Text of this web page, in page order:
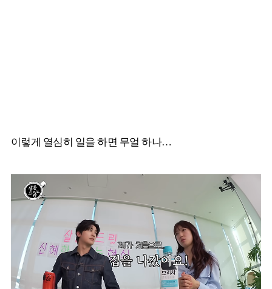
이렇게 열심히 일을 하면 무얼 하나…